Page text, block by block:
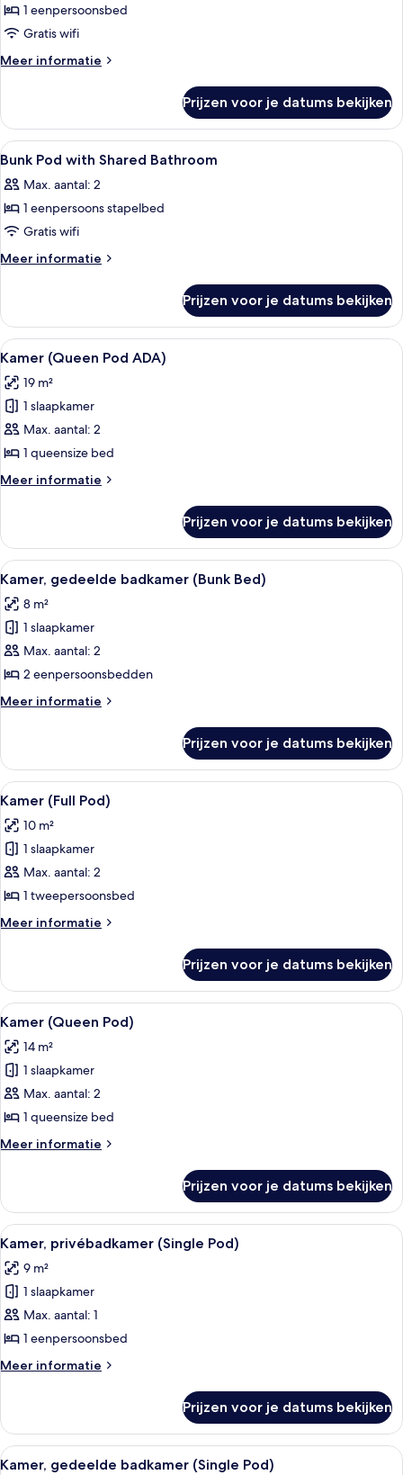
Single
Pod
with
laden
1 eenpersoonsbed
Gratis wifi
Meer informatie
Meer
Pod
with
Shared
Prijzen voor je datums bekijken
Alle
foto's
voor
Bunk
Pod
with
laden
Een kluis op de kamer, een bureau,
3
Bunk Pod with Shared Bathroom
Max. aantal: 2
1 eenpersoons stapelbed
Gratis wifi
Meer informatie
Meer
Pod
with
Shared
Bathroom
Prijzen voor je datums bekijken
Alle
foto's
voor
Kamer
(Queen
Pod
ADA)
laden
Een badkamer met witte bakstenen
4
Kamer (Queen Pod ADA)
19 m²
1 slaapkamer
Max. aantal: 2
1 queensize bed
Meer informatie
Meer
(Queen
Pod
ADA)
Prijzen voor je datums bekijken
Alle
foto's
voor
Kamer,
gedeelde
badkamer
(Bunk
Bed)
Een slaapkamer met stapelbed,
6
Kamer, gedeelde badkamer (Bunk Bed)
8 m²
1 slaapkamer
Max. aantal: 2
2 eenpersoonsbedden
Meer informatie
Meer
gedeelde
badkamer
(Bunk
Prijzen voor je datums bekijken
Alle
foto's
voor
Kamer
(Full
Pod)
laden
Een opgemaakt bed met witte
5
Kamer (Full Pod)
10 m²
1 slaapkamer
Max. aantal: 2
1 tweepersoonsbed
Meer informatie
Meer
(Full
Pod)
Prijzen voor je datums bekijken
Alle
foto's
voor
Kamer
(Queen
Pod)
laden
Een moderne hotelkamer met een
8
Kamer (Queen Pod)
14 m²
1 slaapkamer
Max. aantal: 2
1 queensize bed
Meer informatie
Meer
(Queen
Pod)
Prijzen voor je datums bekijken
Alle
foto's
voor
Kamer,
privébadkamer
(Single
Pod)
laden
Een moderne hotelkamer met een
5
Kamer, privébadkamer (Single Pod)
9 m²
1 slaapkamer
Max. aantal: 1
1 eenpersoonsbed
Meer informatie
Meer
privébadkamer
(Single
Pod)
Prijzen voor je datums bekijken
Alle
Een moderne hotelkamer met een
5
Kamer, gedeelde badkamer (Single Pod)